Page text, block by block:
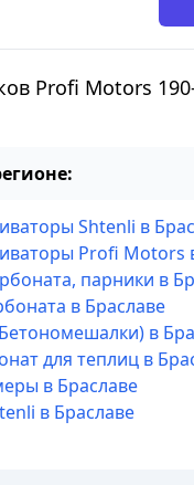
Profi Motors
Shtenli в
Profi Motors
парники в
в Браславе
в
для теплиц в
в Браславе
в Браславе